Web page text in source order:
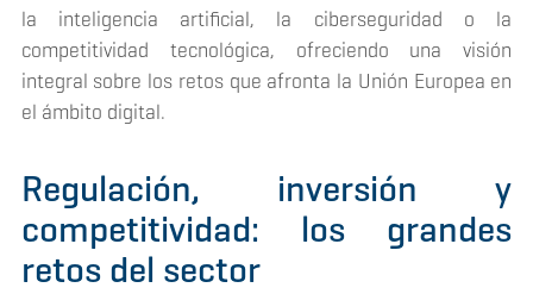
la inteligencia artificial, la ciberseguridad o la
competitividad tecnológica, ofreciendo una visión
integral sobre los retos que afronta la Unión Europea en
el ámbito digital.
Regulación, inversión y
competitividad: los grandes
retos del sector